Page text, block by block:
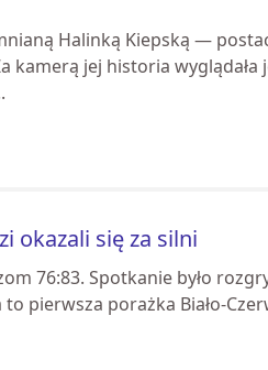
Halinką Kiepską —
kamerą jej historia wyglądała
okazali się za silni
76:83. Spotkanie było
pierwsza porażka Biało-